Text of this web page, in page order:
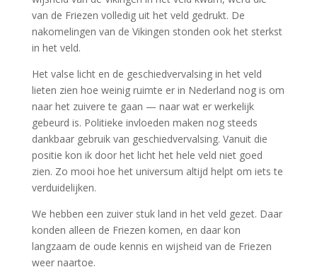
van de Friezen volledig uit het veld gedrukt. De
nakomelingen van de Vikingen stonden ook het sterkst
in het veld.
Het valse licht en de geschiedvervalsing in het veld
lieten zien hoe weinig ruimte er in Nederland nog is om
naar het zuivere te gaan — naar wat er werkelijk
gebeurd is. Politieke invloeden maken nog steeds
dankbaar gebruik van geschiedvervalsing. Vanuit die
positie kon ik door het licht het hele veld niet goed
zien. Zo mooi hoe het universum altijd helpt om iets te
verduidelijken.
We hebben een zuiver stuk land in het veld gezet. Daar
konden alleen de Friezen komen, en daar kon
langzaam de oude kennis en wijsheid van de Friezen
weer naartoe.